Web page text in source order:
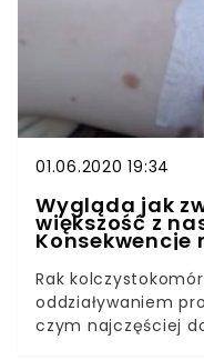
01.06.2020 19:34
Wygląda jak
większość z
Konsekwencje
katastrofalne
Rak
oddziaływaniem
czym najczęściej